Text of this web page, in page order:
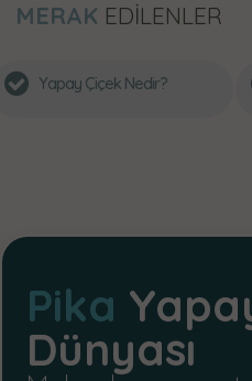
MERAK EDİLENLER
Nedir? Yapay
Nerelerde
Pika
Dünyası